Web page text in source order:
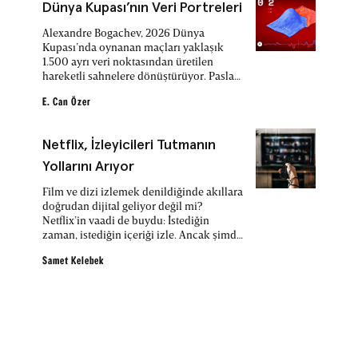
Dünya Kupası’nın Veri Portreleri
Alexandre Bogachev, 2026 Dünya
Kupası’nda oynanan maçları yaklaşık
1.500 ayrı veri noktasından üretilen
hareketli sahnelere dönüştürüyor. Paslar,
grafiklerden çıkıp sahanın üzerinde
E. Can Özer
Netflix, İzleyicileri Tutmanın
Yollarını Arıyor
Film ve dizi izlemek denildiğinde akıllara
doğrudan dijital geliyor değil mi?
Netflix’in vaadi de buydu: İstediğin
zaman, istediğin içeriği izle. Ancak şimdi
izleyicileri tutmanın yollarını arıyor.
Samet Kelebek